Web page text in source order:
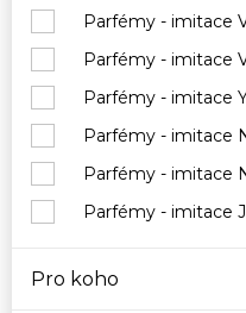
Parfémy - imitace
Parfémy - imitace
Parfémy - imitace
Parfémy - imitace
Parfémy - imitace
Parfémy - imitace
Pro koho